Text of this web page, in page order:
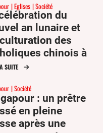
Eglises Société
du
an lunaire et
des
chinois à
SUITE
Société
: un prêtre
en pleine
après une